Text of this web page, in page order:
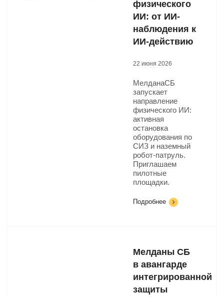
физического
ИИ: от ИИ-
наблюдения к
ИИ-действию
22 июня 2026
МелданаСБ
запускает
направление
физического ИИ:
активная
остановка
оборудования по
СИЗ и наземный
робот-патруль.
Приглашаем
пилотные
площадки.
Подробнее
Мелданы СБ
в авангарде
интегрированной
защиты